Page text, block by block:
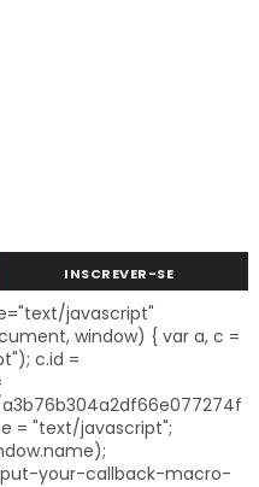
INSCREVER-SE
javascript"
window) { var a, c =
c.id =
= "text/javascript";
your-callback-macro-